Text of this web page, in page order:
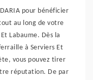
pour bénéficier
au long de votre
Labaume. Dès la
à Serviers Et
vous pouvez tirer
réputation. De par